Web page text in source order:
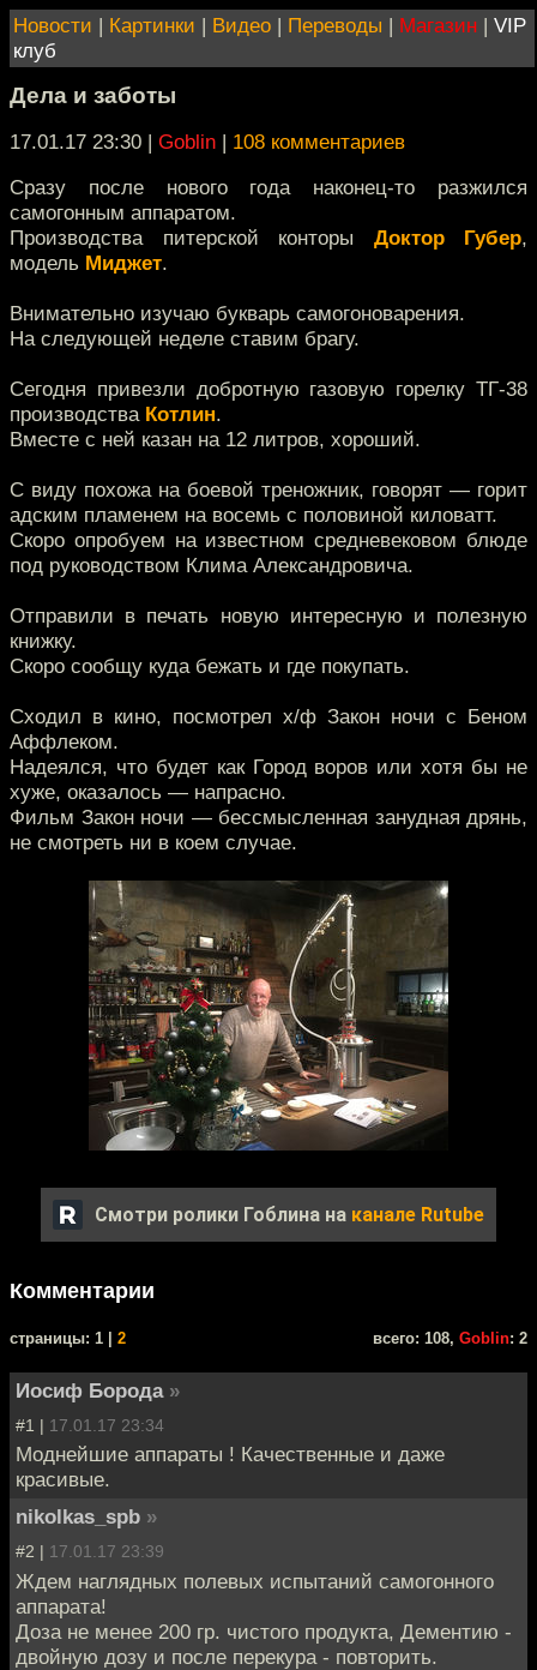
Новости | Картинки | Видео | Переводы | Магазин | VIP
клуб
Дела и заботы
17.01.17 23:30 | Goblin | 108 комментариев
Сразу после нового года наконец-то разжился
самогонным аппаратом.
Производства питерской конторы Доктор Губер,
модель Миджет.
Внимательно изучаю букварь самогоноварения.
На следующей неделе ставим брагу.
Сегодня привезли добротную газовую горелку ТГ-38
производства Котлин.
Вместе с ней казан на 12 литров, хороший.
С виду похожа на боевой треножник, говорят — горит
адским пламенем на восемь с половиной киловатт.
Скоро опробуем на известном средневековом блюде
под руководством Клима Александровича.
Отправили в печать новую интересную и полезную
книжку.
Скоро сообщу куда бежать и где покупать.
Сходил в кино, посмотрел х/ф Закон ночи с Беном
Аффлеком.
Надеялся, что будет как Город воров или хотя бы не
хуже, оказалось — напрасно.
Фильм Закон ночи — бессмысленная занудная дрянь,
не смотреть ни в коем случае.
Смотри ролики Гоблина на канале Rutube
Комментарии
cтраницы: 1 | 2 всего: 108, Goblin: 2
Иосиф Борода »
#1 | 17.01.17 23:34
Моднейшие аппараты ! Качественные и даже
красивые.
nikolkas_spb »
#2 | 17.01.17 23:39
Ждем наглядных полевых испытаний самогонного
аппарата!
Доза не менее 200 гр. чистого продукта, Дементию -
двойную дозу и после перекура - повторить.